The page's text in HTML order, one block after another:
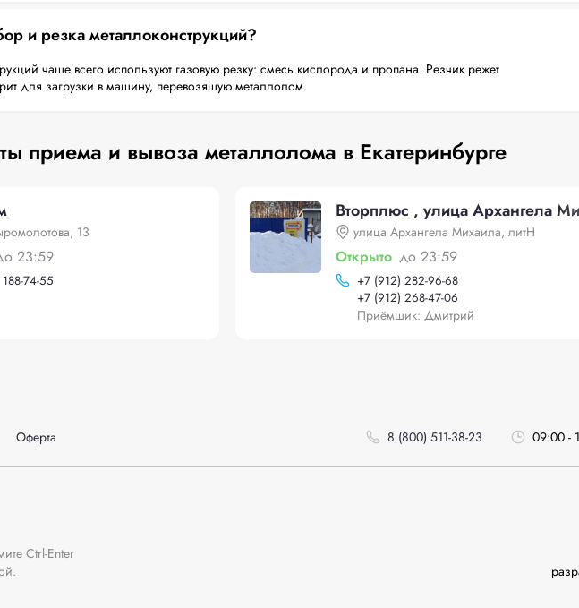
и резка металлоконструкций?
чаще всего используют газовую резку: смесь кислорода и пропана. Резчик режет
для загрузки в машину, перевозящую металлолом.
приема и вывоза металлолома в Екатеринбурге
13
23:59
74-55
Вторплюс , улица Архангела
улица Архангела Михаила, литН
Открыто до 23:59
+7 (912) 282-96-68
+7 (912) 268-47-06
Приёмщик: Дмитрий
Оферта 8 (800) 511-38-23 09:00 -
Ctrl-Enter